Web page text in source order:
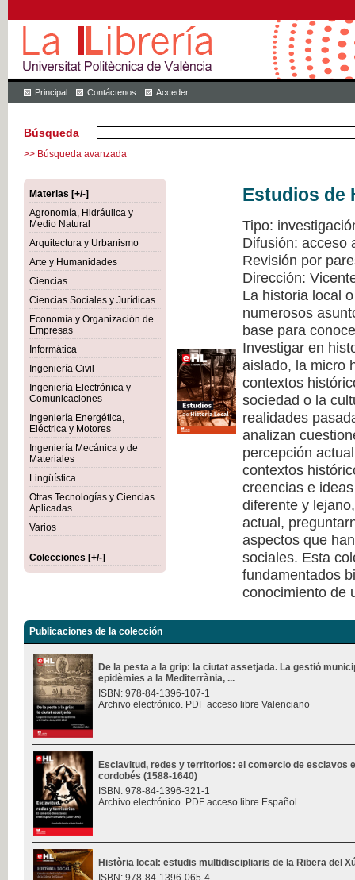
Principal Contáctenos Acceder
Búsqueda
>> Búsqueda avanzada
Materias [+/-]
Agronomía, Hidráulica y
Medio Natural
Arquitectura y Urbanismo
Arte y Humanidades
Ciencias
Ciencias Sociales y Jurídicas
Economía y Organización de
Empresas
Informática
Ingeniería Civil
Ingeniería Electrónica y
Comunicaciones
Ingeniería Energética,
Eléctrica y Motores
Ingeniería Mecánica y de
Materiales
Lingüística
Otras Tecnologías y Ciencias
Aplicadas
Varios
Colecciones [+/-]
Estudios de
Tipo:
Difusión: acceso
Revisión por
Dirección:
La historia local
numerosos
base para
Investigar en
aislado, la micro
contextos
sociedad o la
realidades
analizan
percepción
contextos
creencias e
diferente y
actual,
aspectos que
sociales. Esta
fundamentados
conocimiento de
Publicaciones de la colección
De la pesta a la grip: la ciutat assetjada. La gestió
epidèmies a la Mediterrània, ...
ISBN: 978-84-1396-107-1
Archivo electrónico. PDF acceso libre Valenciano
Esclavitud, redes y territorios: el comercio de esclavos
cordobés (1588-1640)
ISBN: 978-84-1396-321-1
Archivo electrónico. PDF acceso libre Español
Història local: estudis multidiscipliaris de la Ribera del
ISBN: 978-84-1396-065-4